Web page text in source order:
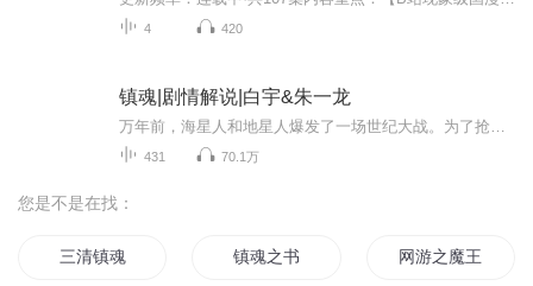
4 420
镇魂|剧情解说|白宇&朱一龙
431 70.1万
您是不是在找：
三清镇魂 镇魂之书 网游之魔王的镇